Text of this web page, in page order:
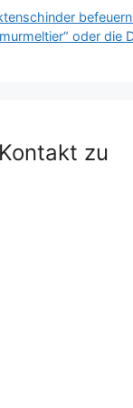
lo
o
m
at
s
p
le
n
oder die
zu